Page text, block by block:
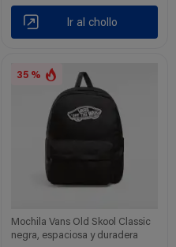
Ir al chollo
35 %
Mochila Vans Old Skool Classic
negra, espaciosa y duradera